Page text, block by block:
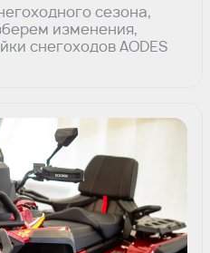
сезона,
изменения,
снегоходов AODES